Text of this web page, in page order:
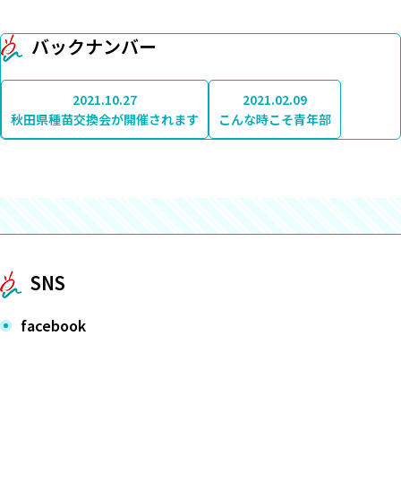
バックナンバー
2021.10.27
秋田県種苗交換会が開催されます
2021.02.09
こんな時こそ青年部
SNS
facebook